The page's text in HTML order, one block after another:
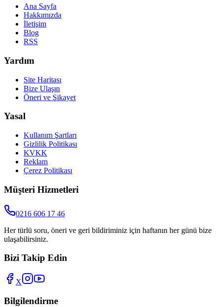
Ana Sayfa
Hakkımızda
İletişim
Blog
RSS
Yardım
Site Haritası
Bize Ulaşın
Öneri ve Şikayet
Yasal
Kullanım Şartları
Gizlilik Politikası
KVKK
Reklam
Çerez Politikası
Müşteri Hizmetleri
0216 606 17 46
Her türlü soru, öneri ve geri bildiriminiz için haftanın her günü bize
ulaşabilirsiniz.
Bizi Takip Edin
X
Bilgilendirme